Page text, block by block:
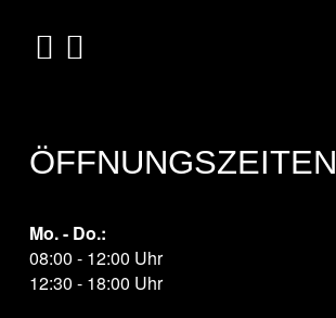
ÖFFNUNGSZEITEN
Mo. - Do.:
08:00 - 12:00 Uhr
12:30 - 18:00 Uhr